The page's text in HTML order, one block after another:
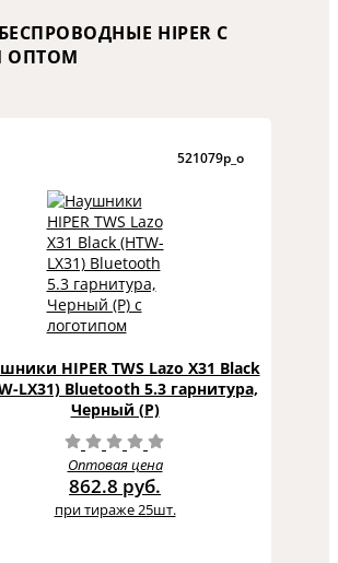
HIPER С
ОПТОМ
521079p_o
HIPER TWS Lazo X31 Black
LX31) Bluetooth 5.3 гарнитура,
Черный (Р)
Оптовая цена
862.8 руб.
при тираже 25шт.